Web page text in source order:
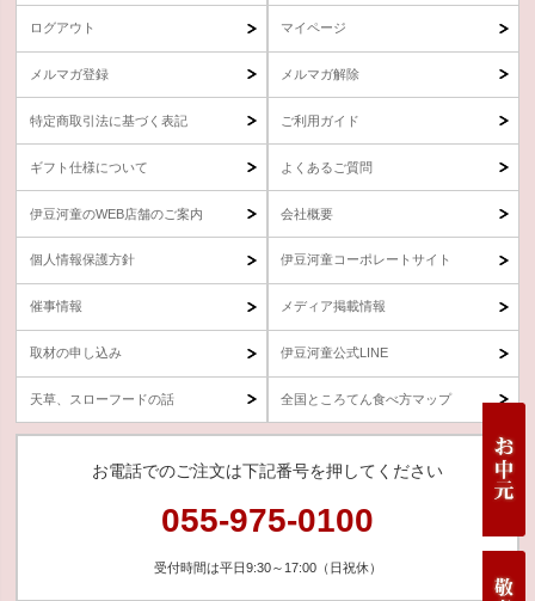
ログアウト マイページ
メルマガ登録 メルマガ解除
特定商取引法に基づく表記 ご利用ガイド
ギフト仕様について よくあるご質問
伊豆河童のWEB店舗のご案内 会社概要
個人情報保護方針 伊豆河童コーポレートサイト
催事情報 メディア掲載情報
取材の申し込み 伊豆河童公式LINE
天草、スローフードの話 全国ところてん食べ方マップ
お電話でのご注文は下記番号を押してください
055-975-0100
受付時間は平日9:30～17:00（日祝休）